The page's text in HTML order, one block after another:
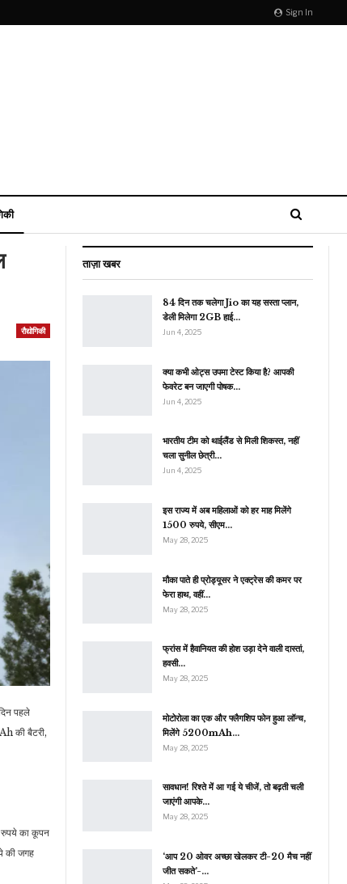
Sign In
रौद्योगिकी
पहले
की बैटरी,
का कूपन
की जगह
ताज़ा खबर
84 दिन तक चलेगा Jio का यह सस्ता प्लान,
डेली मिलेगा 2GB हाई…
Jun 4, 2025
क्या कभी ओट्स उपमा टेस्ट किया है? आपकी
फेवरेट बन जाएगी पोषक…
Jun 4, 2025
भारतीय टीम को थाईलैंड से मिली शिकस्त, नहीं
चला सुनील छेत्री…
Jun 4, 2025
इस राज्य में अब महिलाओं को हर माह मिलेंगे
1500 रुपये, सीएम…
May 28, 2025
मौका पाते ही प्रोड्यूसर ने एक्ट्रेस की कमर पर
फेरा हाथ, वहीं…
May 28, 2025
फ्रांस में हैवानियत की होश उड़ा देने वाली दास्तां,
हवसी…
May 28, 2025
मोटोरोला का एक और फ्लैगशिप फोन हुआ लॉन्च,
मिलेंगे 5200mAh…
May 28, 2025
सावधान! रिश्ते में आ गई ये चीजें, तो बढ़ती चली
जाएंगी आपके…
May 28, 2025
‘आप 20 ओवर अच्छा खेलकर टी-20 मैच नहीं
जीत सकते’-…